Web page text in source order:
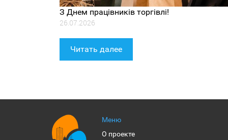
З Днем працівників торгівлі!
26.07.2026
Читать далее
Меню
О проекте